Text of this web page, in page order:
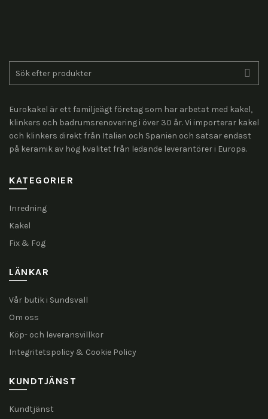
Eurokakel är ett familjeägt företag som har arbetat med kakel,
klinkers och badrumsrenovering i över 30 år. Vi importerar kakel
och klinkers direkt från Italien och Spanien och satsar endast
på keramik av hög kvalitet från ledande leverantörer i Europa.
KATEGORIER
Inredning
Kakel
Fix & Fog
LÄNKAR
Vår butik i Sundsvall
Om oss
Köp- och leveransvillkor
Integritetspolicy & Cookie Policy
KUNDTJÄNST
Kundtjänst